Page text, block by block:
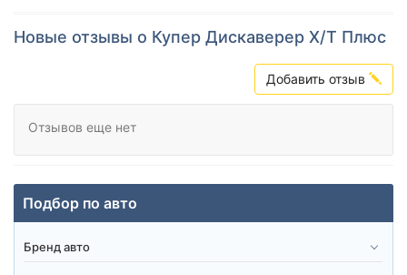
Новые отзывы о Купер Дискаверер Х/Т Плюс
Добавить отзыв
Отзывов еще нет
Подбор по авто